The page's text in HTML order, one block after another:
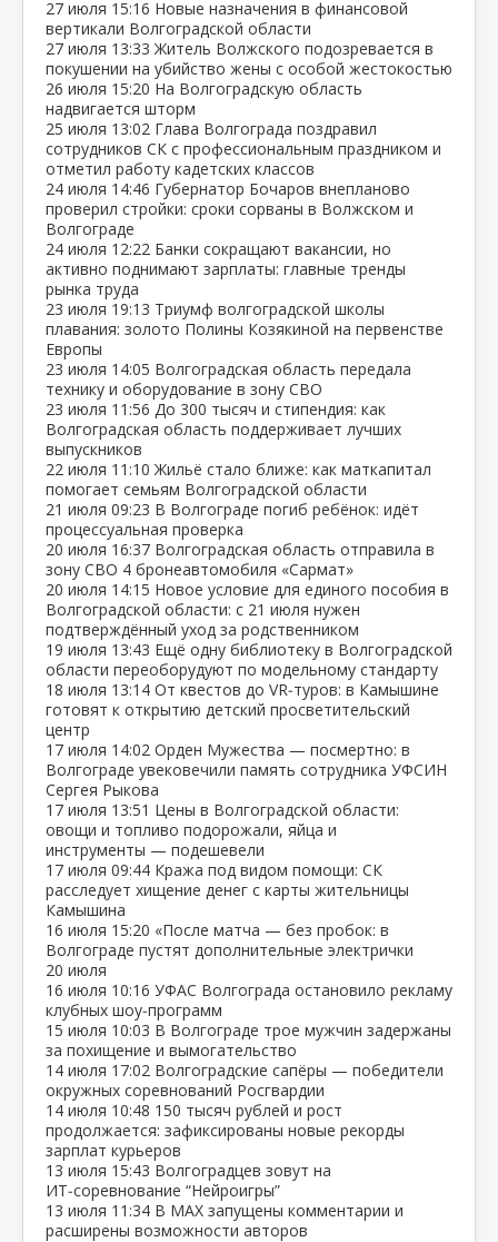
27 июля 15:16 Новые назначения в финансовой
вертикали Волгоградской области
27 июля 13:33 Житель Волжского подозревается в
покушении на убийство жены с особой жестокостью
26 июля 15:20 На Волгоградскую область
надвигается шторм
25 июля 13:02 Глава Волгограда поздравил
сотрудников СК с профессиональным праздником и
отметил работу кадетских классов
24 июля 14:46 Губернатор Бочаров внепланово
проверил стройки: сроки сорваны в Волжском и
Волгограде
24 июля 12:22 Банки сокращают вакансии, но
активно поднимают зарплаты: главные тренды
рынка труда
23 июля 19:13 Триумф волгоградской школы
плавания: золото Полины Козякиной на первенстве
Европы
23 июля 14:05 Волгоградская область передала
технику и оборудование в зону СВО
23 июля 11:56 До 300 тысяч и стипендия: как
Волгоградская область поддерживает лучших
выпускников
22 июля 11:10 Жильё стало ближе: как маткапитал
помогает семьям Волгоградской области
21 июля 09:23 В Волгограде погиб ребёнок: идёт
процессуальная проверка
20 июля 16:37 Волгоградская область отправила в
зону СВО 4 бронеавтомобиля «Сармат»
20 июля 14:15 Новое условие для единого пособия в
Волгоградской области: с 21 июля нужен
подтверждённый уход за родственником
19 июля 13:43 Ещё одну библиотеку в Волгоградской
области переоборудуют по модельному стандарту
18 июля 13:14 От квестов до VR‑туров: в Камышине
готовят к открытию детский просветительский
центр
17 июля 14:02 Орден Мужества — посмертно: в
Волгограде увековечили память сотрудника УФСИН
Сергея Рыкова
17 июля 13:51 Цены в Волгоградской области:
овощи и топливо подорожали, яйца и
инструменты — подешевели
17 июля 09:44 Кража под видом помощи: СК
расследует хищение денег с карты жительницы
Камышина
16 июля 15:20 «После матча — без пробок: в
Волгограде пустят дополнительные электрички
20 июля
16 июля 10:16 УФАС Волгограда остановило рекламу
клубных шоу‑программ
15 июля 10:03 В Волгограде трое мужчин задержаны
за похищение и вымогательство
14 июля 17:02 Волгоградские сапёры — победители
окружных соревнований Росгвардии
14 июля 10:48 150 тысяч рублей и рост
продолжается: зафиксированы новые рекорды
зарплат курьеров
13 июля 15:43 Волгоградцев зовут на
ИТ‑соревнование “Нейроигры”
13 июля 11:34 В МАХ запущены комментарии и
расширены возможности авторов